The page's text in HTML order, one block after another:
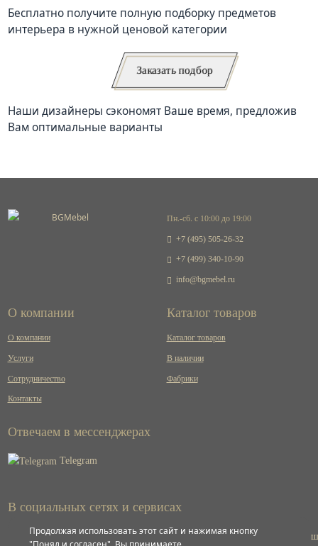
Бесплатно получите полную подборку предметов
интерьера в нужной ценовой категории
Заказать подбор
Наши дизайнеры сэкономят Ваше время, предложив
Вам оптимальные варианты
Пн.-сб. с 10:00 до 19:00
+7 (495) 505-26-32
+7 (499) 340-10-90
info@bgmebel.ru
О компании
О компании
Услуги
Сотрудничество
Контакты
Каталог товаров
Каталог товаров
В наличии
Фабрики
Отвечаем в мессенджерах
Telegram
В социальных сетях и сервисах
ВКонтакте
Продолжая использовать этот сайт и нажимая кнопку